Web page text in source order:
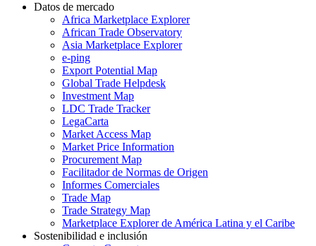
Datos de mercado
Africa Marketplace Explorer
African Trade Observatory
Asia Marketplace Explorer
e-ping
Export Potential Map
Global Trade Helpdesk
Investment Map
LDC Trade Tracker
LegaCarta
Market Access Map
Market Price Information
Procurement Map
Facilitador de Normas de Origen
Informes Comerciales
Trade Map
Trade Strategy Map
Marketplace Explorer de América Latina y el Caribe
Sostenibilidad e inclusión